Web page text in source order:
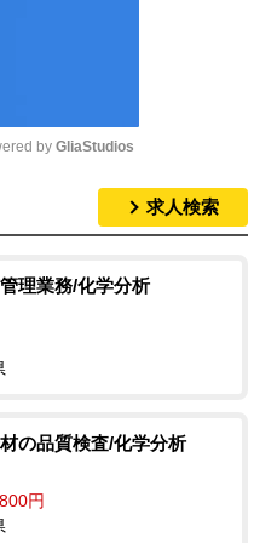
t
by GliaStudios
求人検索
理業務/化学分析
の品質検査/化学分析
円